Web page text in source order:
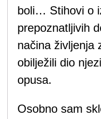
boli… Stihovi o
prepoznatljivih
načina življenja
obilježili dio
opusa.
Osobno sam